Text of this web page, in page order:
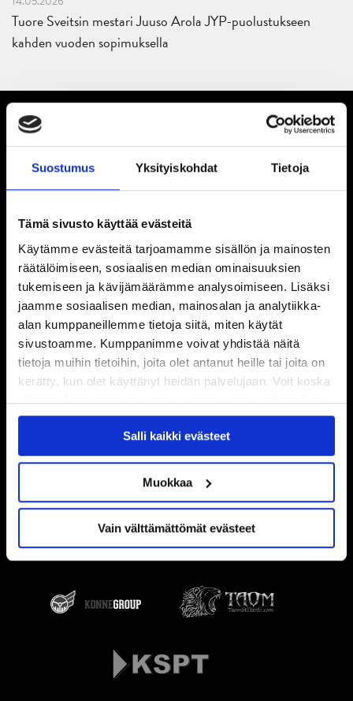
Suostumus Yksityiskohdat Tietoja
Tämä sivusto käyttää evästeitä
Käytämme evästeitä tarjoamamme sisällön ja mainosten
räätälöimiseen, sosiaalisen median ominaisuuksien
tukemiseen ja kävijämäärämme analysoimiseen. Lisäksi
jaamme sosiaalisen median, mainosalan ja analytiikka-
alan kumppaneillemme tietoja siitä, miten käytät
sivustoamme. Kumppanimme voivat yhdistää näitä
tietoja muihin tietoihin, joita olet antanut heille tai joita on
kerätty, kun olet käyttänyt heidän palvelujaan. Voit koska
tahansa kumota tai muuttaa suostumustasi evästeiden
käytöstäEvästeet-sivultamme.
Salli kaikki evästeet
Muokkaa
Vain välttämättömät evästeet
Tuore Sveitsin mestari Juuso Arola JYP-puolustukseen
kahden vuoden sopimuksella